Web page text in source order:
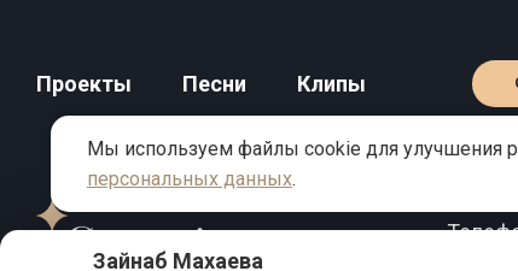
Зайнаб Махаева
Проекты Песни Клипы
Мы используем файлы cookie для улучшения
персональных данных.